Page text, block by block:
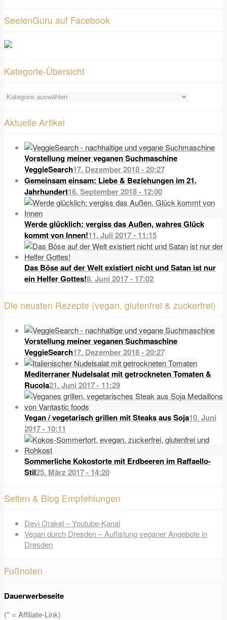
SeelenGuru auf Facebook
Kategorie-Übersicht
Kategorie-
Aktuelle Artikel
Vorstellung meiner veganen Suchmaschine
VeggieSearch17. Dezember 2018 - 20:27
Gemeinsam einsam: Liebe & Beziehungen im 21.
Jahrhundert16. September 2018 - 12:00
Werde glücklich: vergiss das Außen, wahres Glück
kommt von Innen!11. Juli 2017 - 11:15
Das Böse auf der Welt existiert nicht und Satan ist nur
ein Helfer Gottes!8. Juni 2017 - 17:02
Die neusten Rezepte (vegan, glutenfrei & zuckerfrei)
Vorstellung meiner veganen Suchmaschine
VeggieSearch17. Dezember 2018 - 20:27
Mediterraner Nudelsalat mit getrockneten Tomaten &
Rucola21. Juni 2017 - 11:29
Vegan / vegetarisch grillen mit Steaks aus Soja10. Juni
2017 - 10:11
Sommerliche Kokostorte mit Erdbeeren im Raffaello-
Stil25. März 2017 - 14:20
Seiten & Blog Empfehlungen
Devi Orakel – Youtube-Kanal
Vegan durch Dresden – Auflistung veganer Angebote in
Dresden
Fußnoten
Dauerwerbeseite
(* = Affiliate-Link)